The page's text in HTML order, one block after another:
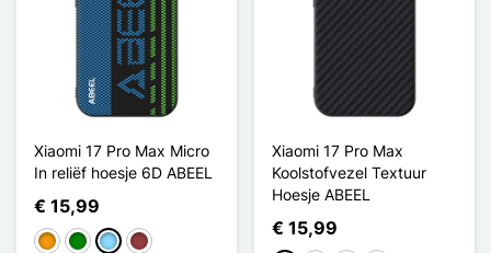
Xiaomi 17 Pro Max Micro
In reliëf hoesje 6D ABEEL
€ 15,99
OranjeGroenLicht Blauw
Donkerrood
Xiaomi 17 Pro Max
Koolstofvezel Textuur
Hoesje ABEEL
€ 15,99